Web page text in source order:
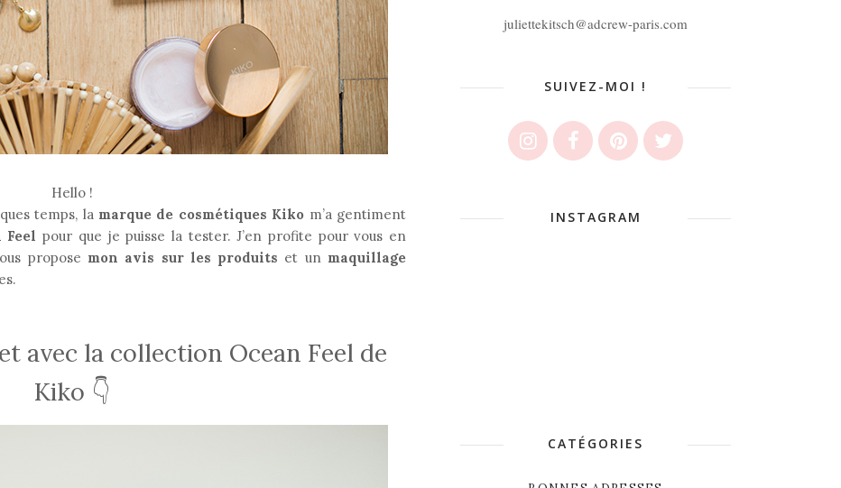
Hello !
temps, lamarque de cosmétiques Kiko m’a gentiment
pour que je puisse la tester. J’en profite pour vous en
propose mon avis sur les produits et un maquillage
avec la collection Ocean Feel de
Kiko 👇
juliettekitsch@adcrew-paris.com
SUIVEZ-MOI !
INSTAGRAM
CATÉGORIES